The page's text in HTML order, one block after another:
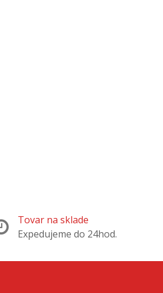
Tovar na sklade
Expedujeme do 24hod.